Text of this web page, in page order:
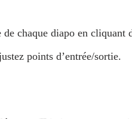
chaque diapo en cliquant
points d’entrée/sortie.